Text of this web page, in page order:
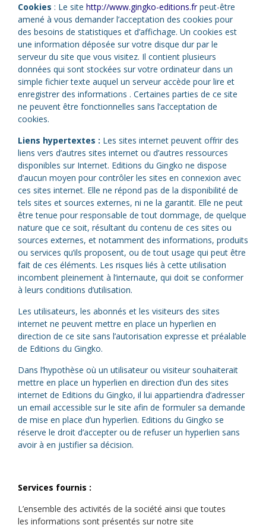
Cookies : Le site http://www.gingko-editions.frpeut-être
amené à vous demander l’acceptation des cookies pour
des besoins de statistiques et d’affichage. Un cookies est
une information déposée sur votre disque dur par le
serveur du site que vous visitez. Il contient plusieurs
données qui sont stockées sur votre ordinateur dans un
simple fichier texte auquel un serveur accède pour lire et
enregistrer des informations . Certaines parties de ce site
ne peuvent être fonctionnelles sans l’acceptation de
cookies.
Liens hypertextes : Les sites internet peuvent offrir des
liens vers d’autres sites internet ou d’autres ressources
disponibles sur Internet. Editions du Gingko ne dispose
d’aucun moyen pour contrôler les sites en connexion avec
ces sites internet. Elle ne répond pas de la disponibilité de
tels sites et sources externes, ni ne la garantit. Elle ne peut
être tenue pour responsable de tout dommage, de quelque
nature que ce soit, résultant du contenu de ces sites ou
sources externes, et notamment des informations, produits
ou services qu’ils proposent, ou de tout usage qui peut être
fait de ces éléments. Les risques liés à cette utilisation
incombent pleinement à l’internaute, qui doit se conformer
à leurs conditions d’utilisation.
Les utilisateurs, les abonnés et les visiteurs des sites
internet ne peuvent mettre en place un hyperlien en
direction de ce site sans l’autorisation expresse et préalable
de Editions du Gingko.
Dans l’hypothèse où un utilisateur ou visiteur souhaiterait
mettre en place un hyperlien en direction d’un des sites
internet de Editions du Gingko, il lui appartiendra d’adresser
un email accessible sur le site afin de formuler sa demande
de mise en place d’un hyperlien. Editions du Gingko se
réserve le droit d’accepter ou de refuser un hyperlien sans
avoir à en justifier sa décision.
Services fournis :
L’ensemble des activités de la société ainsi que toutes
les informations sont présentés sur notre site